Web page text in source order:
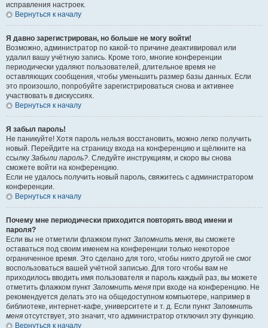
исправления настроек.
Вернуться к началу
Я давно зарегистрирован, но больше не могу войти!
Возможно, администратор по какой-то причине деактивировал или
удалил вашу учётную запись. Кроме того, многие конференции
периодически удаляют пользователей, длительное время не
оставляющих сообщения, чтобы уменьшить размер базы данных. Если
это произошло, попробуйте зарегистрироваться снова и активнее
участвовать в дискуссиях.
Вернуться к началу
Я забыл пароль!
Не паникуйте! Хотя пароль нельзя восстановить, можно легко получить
новый. Перейдите на страницу входа на конференцию и щёлкните на
ссылку Забыли пароль?. Следуйте инструкциям, и скоро вы снова
сможете войти на конференцию.
Если не удалось получить новый пароль, свяжитесь с администратором
конференции.
Вернуться к началу
Почему мне периодически приходится повторять ввод имени и
пароля?
Если вы не отметили флажком пункт Запомнить меня, вы сможете
оставаться под своим именем на конференции только некоторое
ограниченное время. Это сделано для того, чтобы никто другой не смог
воспользоваться вашей учётной записью. Для того чтобы вам не
приходилось вводить имя пользователя и пароль каждый раз, вы можете
отметить флажком пункт Запомнить меня при входе на конференцию. Не
рекомендуется делать это на общедоступном компьютере, например в
библиотеке, интернет-кафе, университете и т. д. Если пункт Запомнить
меня отсутствует, это значит, что администратор отключил эту функцию.
Вернуться к началу